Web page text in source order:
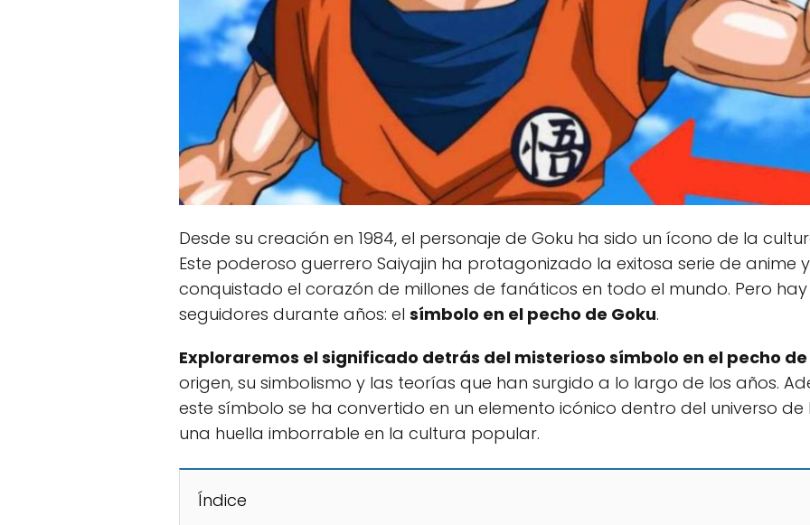
Desde su creación en 1984, el personaje de Goku ha sido un ícono de la
Este poderoso guerrero Saiyajin ha protagonizado la exitosa serie de anime
conquistado el corazón de millones de fanáticos en todo el mundo. Pero
seguidores durante años: el símbolo en el pecho de Goku.
Exploraremos el significado detrás del misterioso símbolo en el pecho de
origen, su simbolismo y las teorías que han surgido a lo largo de los años.
este símbolo se ha convertido en un elemento icónico dentro del universo
una huella imborrable en la cultura popular.
Índice